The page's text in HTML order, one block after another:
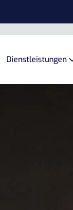
Dienstleistungen